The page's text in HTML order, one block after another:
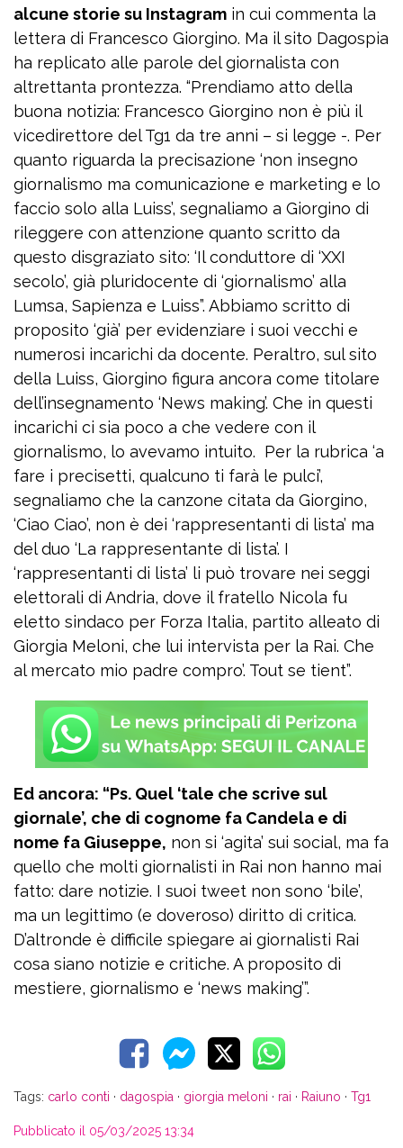
alcune storie su Instagram in cui commenta la
lettera di Francesco Giorgino. Ma il sito Dagospia
ha replicato alle parole del giornalista con
altrettanta prontezza. “Prendiamo atto della
buona notizia: Francesco Giorgino non è più il
vicedirettore del Tg1 da tre anni – si legge -. Per
quanto riguarda la precisazione ‘non insegno
giornalismo ma comunicazione e marketing e lo
faccio solo alla Luiss’, segnaliamo a Giorgino di
rileggere con attenzione quanto scritto da
questo disgraziato sito: ‘Il conduttore di ‘XXI
secolo’, già pluridocente di ‘giornalismo’ alla
Lumsa, Sapienza e Luiss”. Abbiamo scritto di
proposito ‘già’ per evidenziare i suoi vecchi e
numerosi incarichi da docente. Peraltro, sul sito
della Luiss, Giorgino figura ancora come titolare
dell’insegnamento ‘News making’. Che in questi
incarichi ci sia poco a che vedere con il
giornalismo, lo avevamo intuito. Per la rubrica ‘a
fare i precisetti, qualcuno ti farà le pulci’,
segnaliamo che la canzone citata da Giorgino,
‘Ciao Ciao’, non è dei ‘rappresentanti di lista’ ma
del duo ‘La rappresentante di lista’. I
‘rappresentanti di lista’ li può trovare nei seggi
elettorali di Andria, dove il fratello Nicola fu
eletto sindaco per Forza Italia, partito alleato di
Giorgia Meloni, che lui intervista per la Rai. Che
al mercato mio padre compro’. Tout se tient”.
Ed ancora: “Ps. Quel ‘tale che scrive sul
giornale’, che di cognome fa Candela e di
nome fa Giuseppe, non si ‘agita’ sui social, ma fa
quello che molti giornalisti in Rai non hanno mai
fatto: dare notizie. I suoi tweet non sono ‘bile’,
ma un legittimo (e doveroso) diritto di critica.
D’altronde è difficile spiegare ai giornalisti Rai
cosa siano notizie e critiche. A proposito di
mestiere, giornalismo e ‘news making’”.
Tags: carlo conti · dagospia · giorgia meloni · rai · Raiuno · Tg1
Pubblicato il 05/03/2025 13:34